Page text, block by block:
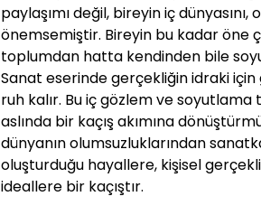
paylaşımı değil, bireyin iç
önemsemiştir. Bireyin bu kadar öne
toplumdan hatta kendinden bile
Sanat eserinde gerçekliğin idraki
ruh kalır. Bu iç gözlem ve
aslında bir kaçış akımına
dünyanın olumsuzluklarından
oluşturduğu hayallere, kişisel
ideallere bir kaçıştır.